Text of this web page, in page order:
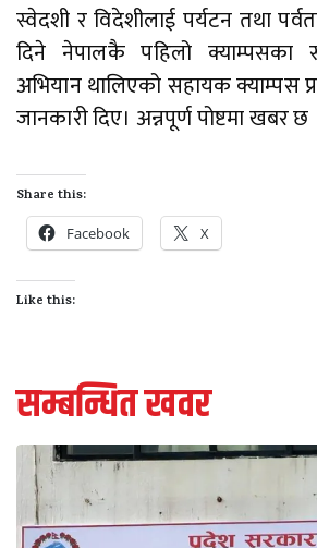
स्वेदशी र विदेशीलाई पर्यटन तथा
दिने नेपालकै पहिलो क्याम्पसका
अभियान थालिएको सहायक क्याम्पस
जानकारी दिए। अन्नपूर्ण पोष्टमा खबर छ
Share this:
Facebook X
Like this:
सम्बन्धित खवर